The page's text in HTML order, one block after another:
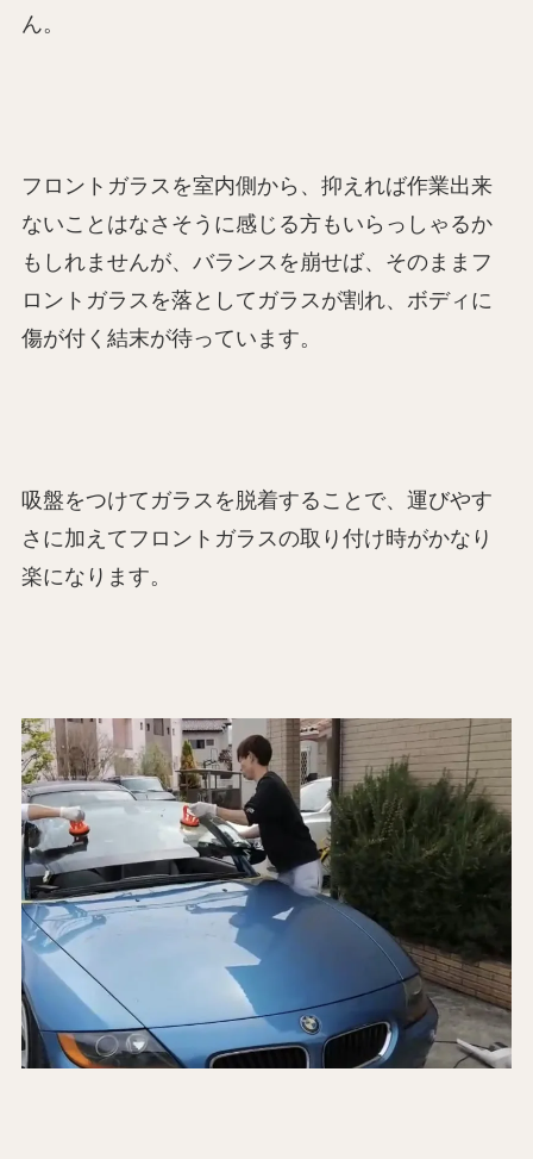
ん。
フロントガラスを室内側から、抑えれば作業出来
ないことはなさそうに感じる方もいらっしゃるか
もしれませんが、バランスを崩せば、そのままフ
ロントガラスを落としてガラスが割れ、ボディに
傷が付く結末が待っています。
吸盤をつけてガラスを脱着することで、運びやす
さに加えてフロントガラスの取り付け時がかなり
楽になります。